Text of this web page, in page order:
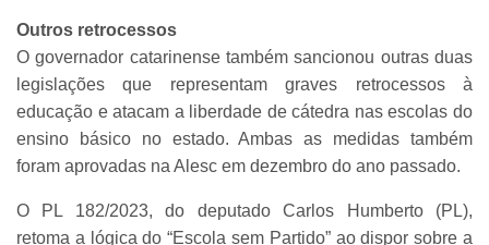
Outros retrocessos
O governador catarinense também sancionou outras duas
legislações que representam graves retrocessos à
educação e atacam a liberdade de cátedra nas escolas do
ensino básico no estado. Ambas as medidas também
foram aprovadas na Alesc em dezembro do ano passado.
O PL 182/2023, do deputado Carlos Humberto (PL),
retoma a lógica do “Escola sem Partido” ao dispor sobre a